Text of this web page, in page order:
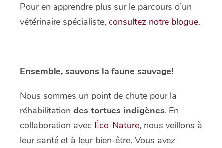
Pour en apprendre plus sur le parcours d’un
vétérinaire spécialiste, consultez notre blogue.
Ensemble, sauvons la faune sauvage!
Nous sommes un point de chute pour la
réhabilitation des tortues indigènes. En
collaboration avec Éco-Nature, nous veillons à
leur santé et à leur bien-être. Vous avez